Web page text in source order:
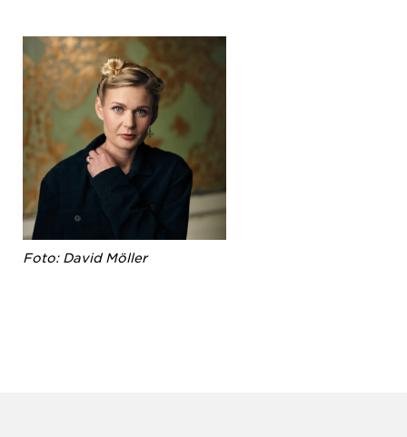
Foto: David Möller